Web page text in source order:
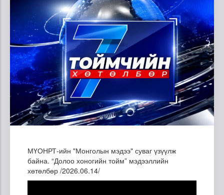
МҮОНРТ-ийн "Монголын мэдээ" суваг үзүүлж
байна. “Долоо хоногийн тойм” мэдээллийн
хөтөлбөр /2026.06.14/